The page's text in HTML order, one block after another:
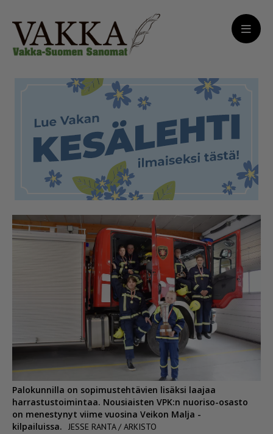
Palokunnilla on sopimustehtävien lisäksi laajaa
harrastustoimintaa. Nousiaisten VPK:n nuoriso-osasto
on menestynyt viime vuosina Veikon Malja -
kilpailuissa.
JESSE RANTA / ARKISTO